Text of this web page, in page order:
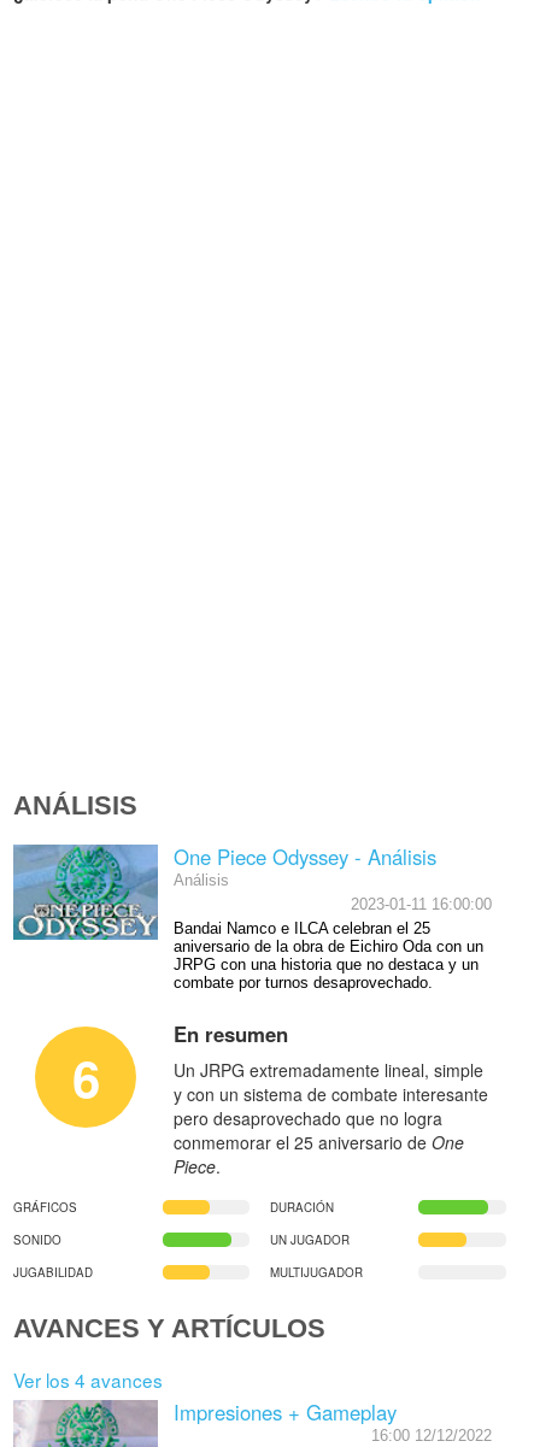
ANÁLISIS
One Piece Odyssey - Análisis
Análisis
2023-01-11 16:00:00
Bandai Namco e ILCA celebran el 25
aniversario de la obra de Eichiro Oda con un
JRPG con una historia que no destaca y un
combate por turnos desaprovechado.
6
En resumen
Un JRPG extremadamente lineal, simple
y con un sistema de combate interesante
pero desaprovechado que no logra
conmemorar el 25 aniversario de One
Piece.
GRÁFICOS
DURACIÓN
SONIDO
UN JUGADOR
JUGABILIDAD
MULTIJUGADOR
AVANCES Y ARTÍCULOS
Ver los 4 avances
Impresiones + Gameplay
16:00 12/12/2022